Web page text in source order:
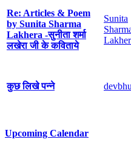
Re: Articles & Poem
by Sunita Sharma
Lakhera -सुनीता शर्मा
लखेरा जी के कविताये
Sunita
कुछ लिखे पन्ने
Upcoming Calendar